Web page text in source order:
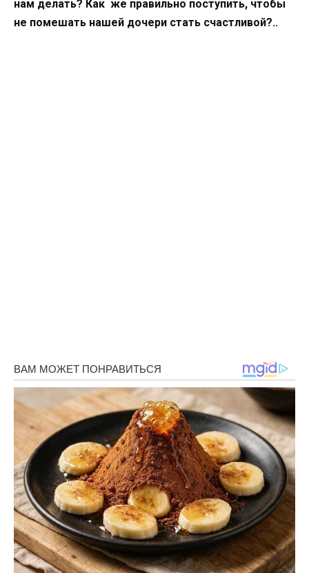
нам делать? Как же правильно поступить, чтобы
не помешать нашей дочери стать счастливой?..